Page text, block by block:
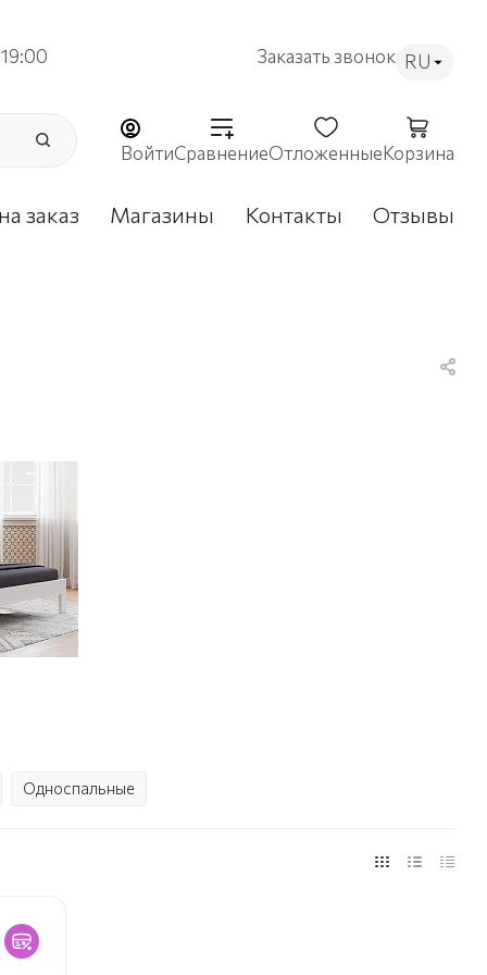
Заказать звонок RU
ВойтиСравнениеОтложенныеКорзина
заказ Магазины Контакты Отзывы
Односпальные